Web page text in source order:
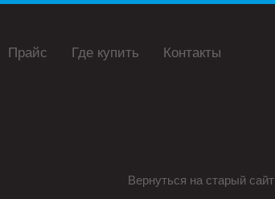
Прайс Где купить Контакты
Вернуться на старый сайт